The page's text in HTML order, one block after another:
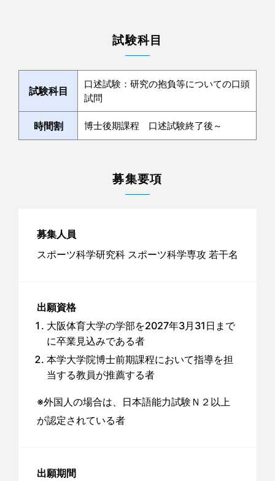
試験科目
試験科目
口述試験：研究の抱負等についての口頭
試問
時間割 博士後期課程 口述試験終了後～
募集要項
募集人員
スポーツ科学研究科 スポーツ科学専攻 若干名
出願資格
大阪体育大学の学部を2027年3月31日まで
に卒業見込みである者
本学大学院博士前期課程において指導を担
当する教員が推薦する者
※外国人の場合は、日本語能力試験Ｎ２以上
が認定されている者
出願期間